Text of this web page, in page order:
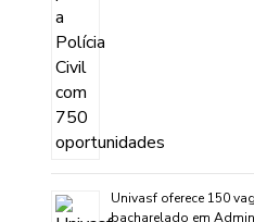
Univasf oferece 150
bacharelado em